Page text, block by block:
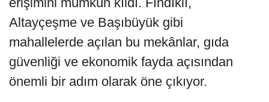
Altayçeşme ve Başıbüyük gibi
mahallelerde açılan bu mekânlar, gıda
güvenliği ve ekonomik fayda açısından
önemli bir adım olarak öne çıkıyor.